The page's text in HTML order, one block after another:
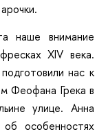
наше внимание
XIV века.
нас к
Феофана Грека в
улице. Анна
об особенностях